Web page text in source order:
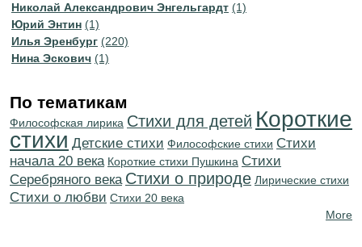
Николай Александрович Энгельгардт (1)
Юрий Энтин (1)
Илья Эренбург (220)
Нина Эскович (1)
По тематикам
Философская лирика Стихи для детей Короткие
стихи Детские стихи Философские стихи Cтихи
начала 20 века Короткие стихи Пушкина Cтихи
Серебряного века Стихи о природе Лирические стихи
Стихи о любви Стихи 20 века
More